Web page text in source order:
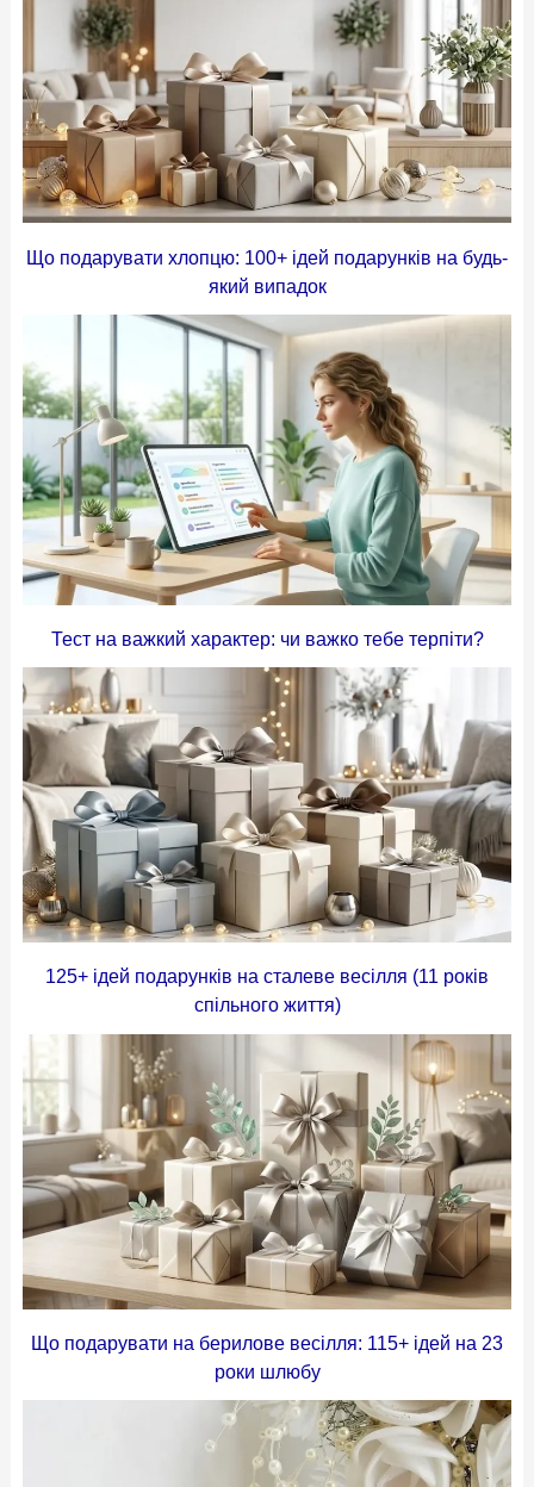
Що подарувати хлопцю: 100+ ідей подарунків на будь-
який випадок
Тест на важкий характер: чи важко тебе терпіти?
125+ ідей подарунків на сталеве весілля (11 років
спільного життя)
Що подарувати на берилове весілля: 115+ ідей на 23
роки шлюбу